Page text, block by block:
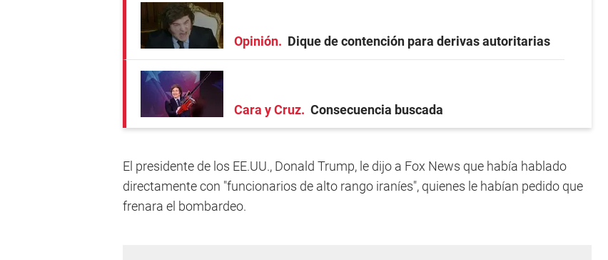
Opinión Dique de contención para derivas autoritarias
Cara y Cruz Consecuencia buscada
El presidente de los EE.UU., Donald Trump, le dijo a Fox News que había hablado
directamente con "funcionarios de alto rango iraníes", quienes le habían pedido que
frenara el bombardeo.